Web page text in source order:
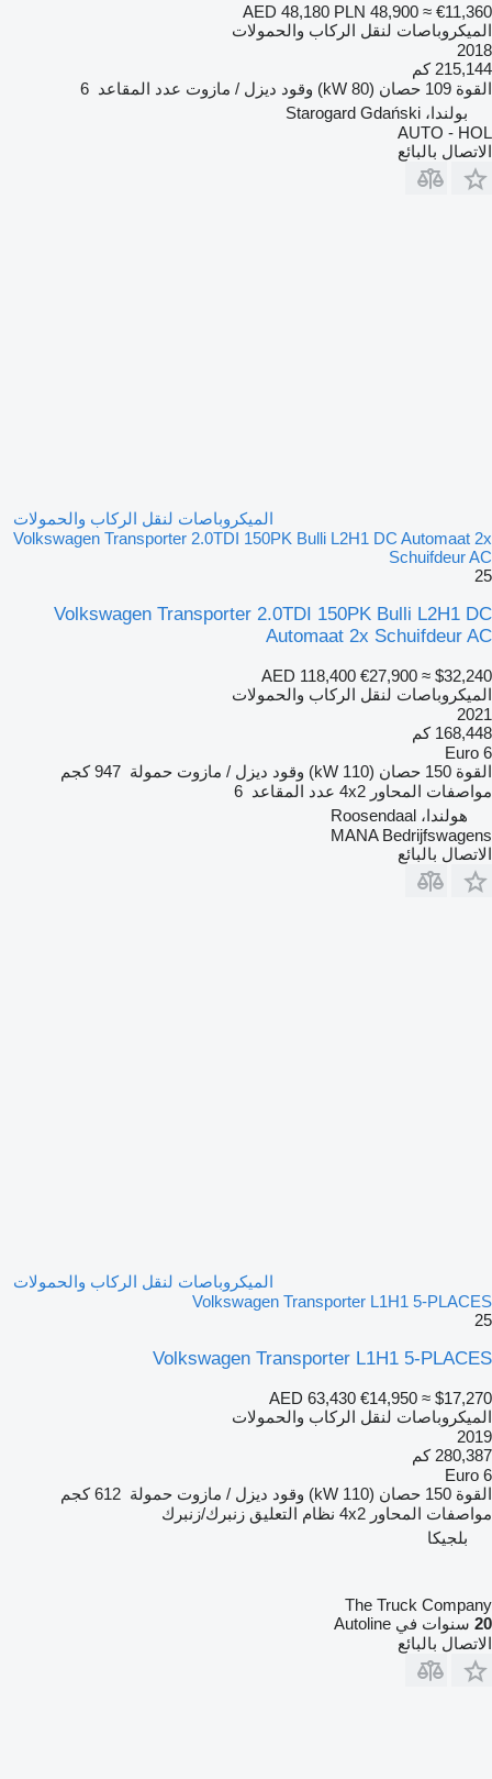
AED 48,180 PLN 48,900 ≈ €11,360
الميكروباصات لنقل الركاب والحمولات
2018
215,144 كم
القوة 109 حصان (80 kW) وقود ديزل / مازوت عدد المقاعد 6
بولندا، Starogard Gdański
AUTO - HOL
الاتصال بالبائع
الميكروباصات لنقل الركاب والحمولات
Volkswagen Transporter 2.0TDI 150PK Bulli L2H1 DC Automaat 2x
Schuifdeur AC
25
Volkswagen Transporter 2.0TDI 150PK Bulli L2H1 DC
Automaat 2x Schuifdeur AC
AED 118,400 €27,900 ≈ $32,240
الميكروباصات لنقل الركاب والحمولات
2021
168,448 كم
Euro 6
القوة 150 حصان (110 kW) وقود ديزل / مازوت حمولة 947 كجم
مواصفات المحاور 4x2 عدد المقاعد 6
هولندا، Roosendaal
MANA Bedrijfswagens
الاتصال بالبائع
الميكروباصات لنقل الركاب والحمولات
Volkswagen Transporter L1H1 5-PLACES
25
Volkswagen Transporter L1H1 5-PLACES
AED 63,430 €14,950 ≈ $17,270
الميكروباصات لنقل الركاب والحمولات
2019
280,387 كم
Euro 6
القوة 150 حصان (110 kW) وقود ديزل / مازوت حمولة 612 كجم
مواصفات المحاور 4x2 نظام التعليق زنبرك/زنبرك
بلجيكا
The Truck Company
20 سنوات في Autoline
الاتصال بالبائع